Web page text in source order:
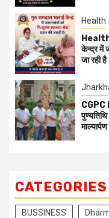
Health
Health-
केन्द्र में
जा रही
CGPC
CATEGORIES
BUSSINESS